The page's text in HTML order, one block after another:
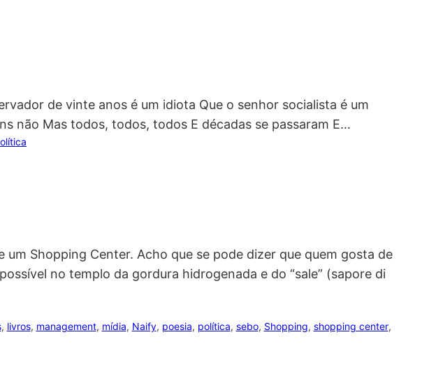
de vinte anos é um idiota Que o senhor socialista é um
não Mas todos, todos, todos E décadas se passaram E…
Shopping Center. Acho que se pode dizer que quem gosta de
no templo da gordura hidrogenada e do “sale” (sapore di
, livros, management, mídia, Naify, poesia, política, sebo, Shopping, shopping center,